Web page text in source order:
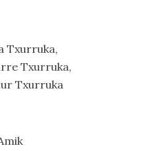
Txurruka,
Txurruka,
Txurruka